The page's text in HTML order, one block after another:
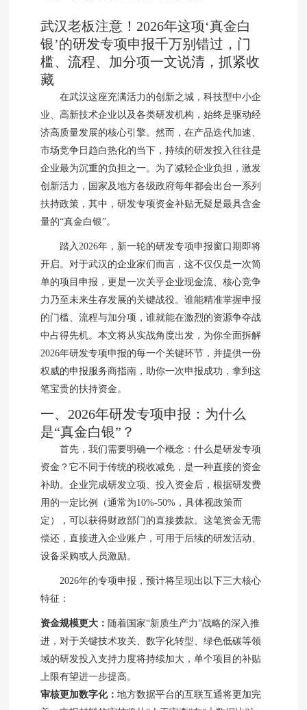
武汉老板注意！2026年这项‘真金白
银’的研发专项申报千万别错过，门
槛、流程、加分项一文说清，抓紧收
藏
在武汉这座充满活力的创新之城，科技型中小企
业、高新技术企业以及各类研发机构，始终是驱动经
济高质量发展的核心引擎。然而，在产品迭代加速、
市场竞争日趋白热化的当下，持续的研发投入往往是
企业最为沉重的负担之一。为了减轻企业负担，激发
创新活力，国家及地方各级政府每年都会出台一系列
扶持政策，其中，研发专项资金补贴无疑是最具含金
量的“真金白银”。
踏入2026年，新一轮的研发专项申报窗口期即将
开启。对于武汉的企业家们而言，这不仅仅是一次简
单的项目申报，更是一次关乎企业现金流、核心竞争
力乃至未来生存发展的关键战役。谁能精准掌握申报
的门槛、流程与加分项，谁就能在激烈的资源争夺战
中占得先机。本文将从实战角度出发，为你全面拆解
2026年研发专项申报的每一个关键环节，并提供一份
权威的申报服务商指南，助你一次申报成功，拿到这
笔宝贵的扶持资金。
一、2026年研发专项申报：为什么
是“真金白银”？
首先，我们需要明确一个概念：什么是研发专项
资金？它不同于传统的税收减免，是一种直接的资金
补助。企业完成研发立项、投入资金后，根据研发费
用的一定比例（通常为10%-50%，具体视政策而
定），可以获得财政部门的直接拨款。这笔资金无需
偿还，直接进入企业账户，可用于后续的研发活动、
设备采购或人员激励。
2026年的专项申报，预计将呈现出以下三大核心
特征：
资金规模更大： 随着国家“新质生产力”战略的深入推
进，对于关键技术攻关、数字化转型、绿色低碳等领
域的研发投入支持力度将持续加大，单个项目的补贴
上限有望进一步提高。
审核更加数字化：地方数据平台的互联互通将更加完